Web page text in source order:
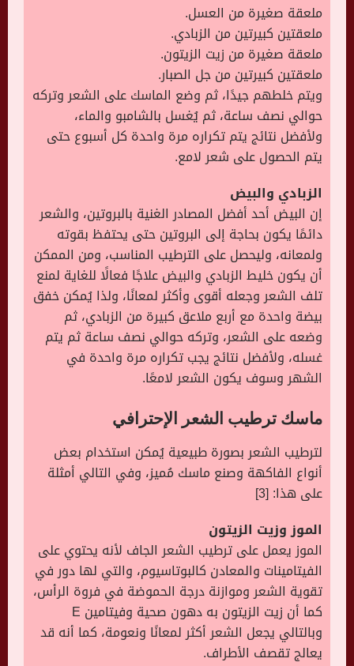
ملعقة صغيرة من العسل.
ملعقتين كبيرتين من الزبادي.
ملعقة صغيرة من زيت الزيتون.
ملعقتين كبيرتين من جل الصبار.
ويتم خلطهم جيدًا، ثم وضع الماسك على الشعر وتركه
حوالي نصف ساعة، ثم يُغسل بالشامبو والماء،
ولأفضل نتائج يتم تكراره مرة واحدة كل أسبوع حتى
يتم الحصول على شعر لامع.
الزبادي والبيض
إن البيض أحد أفضل المصادر الغنية بالبروتين، والشعر
دائمًا يكون بحاجة إلى البروتين حتى يحتفظ بقوته
ولمعانه، وليحصل على الترطيب المناسب، ومن الممكن
أن يكون خليط الزبادي والبيض علاجًا فعالًا للغاية لمنع
تلف الشعر وجعله أقوى وأكثر لمعانًا، ولذا يُمكن خفق
بيضة واحدة مع أربع ملاعق كبيرة من الزبادي، ثم
وضعه على الشعر، وتركه حوالي نصف ساعة ثم يتم
غسله، ولأفضل نتائج يجب تكراره مرة واحدة في
الشهر وسوف يكون الشعر لامعًا.
ماسك ترطيب الشعر الإحترافي
لترطيب الشعر بصورة طبيعية يُمكن استخدام بعض
أنواع الفاكهة وصنع ماسك مُميز، وفي التالي أمثلة
على هذا: [3]
الموز وزيت الزيتون
الموز يعمل على ترطيب الشعر الجاف لأنه يحتوي على
الفيتامينات والمعادن كالبوتاسيوم، والتي لها دور في
تقوية الشعر وموازنة درجة الحموضة في فروة الرأس،
كما أن زيت الزيتون به دهون صحية وفيتامين E
وبالتالي يجعل الشعر أكثر لمعانًا ونعومة، كما أنه قد
يعالج تقصف الأطراف.